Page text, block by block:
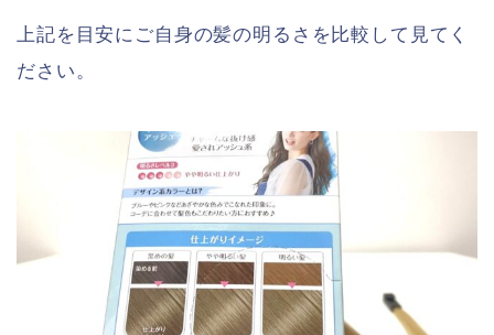
上記を目安にご自身の髪の明るさを比較して見てく
ださい。